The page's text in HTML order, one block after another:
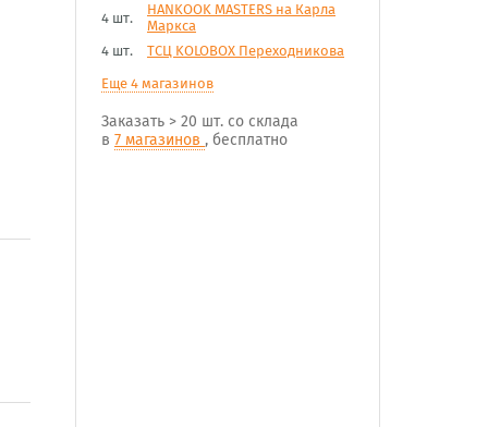
4 шт.
HANKOOK MASTERS на Карла
Маркса
4 шт.
ТСЦ KOLOBOX Переходникова
Еще 4 магазинов
Заказать > 20 шт. со склада
в 7 магазинов , бесплатно